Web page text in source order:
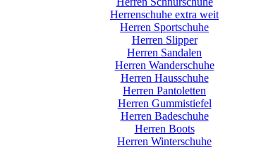
Herrenschuhe extra weit
Herren Sportschuhe
Herren Slipper
Herren Sandalen
Herren Wanderschuhe
Herren Hausschuhe
Herren Pantoletten
Herren Gummistiefel
Herren Badeschuhe
Herren Boots
Herren Winterschuhe